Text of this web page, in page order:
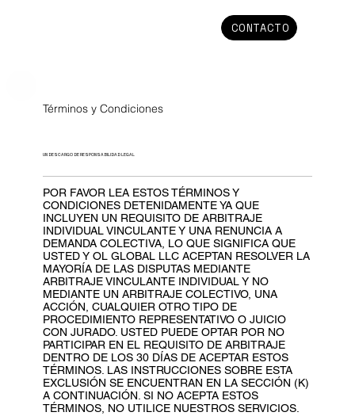
CONTACTO
POR FAVOR LEA ESTOS TÉRMINOS Y
CONDICIONES DETENIDAMENTE YA QUE
INCLUYEN UN REQUISITO DE ARBITRAJE
INDIVIDUAL VINCULANTE Y UNA RENUNCIA A
DEMANDA COLECTIVA, LO QUE SIGNIFICA QUE
USTED Y OL GLOBAL LLC ACEPTAN RESOLVER LA
MAYORÍA DE LAS DISPUTAS MEDIANTE
ARBITRAJE VINCULANTE INDIVIDUAL Y NO
MEDIANTE UN ARBITRAJE COLECTIVO, UNA
ACCIÓN, CUALQUIER OTRO TIPO DE
PROCEDIMIENTO REPRESENTATIVO O JUICIO
CON JURADO. USTED PUEDE OPTAR POR NO
PARTICIPAR EN EL REQUISITO DE ARBITRAJE
DENTRO DE LOS 30 DÍAS DE ACEPTAR ESTOS
TÉRMINOS. LAS INSTRUCCIONES SOBRE ESTA
EXCLUSIÓN SE ENCUENTRAN EN LA SECCIÓN (K)
A CONTINUACIÓN. SI NO ACEPTA ESTOS
TÉRMINOS, NO UTILICE NUESTROS SERVICIOS.
UN DESCARGO DE RESPONSABILIDAD LEGAL
Términos y Condiciones